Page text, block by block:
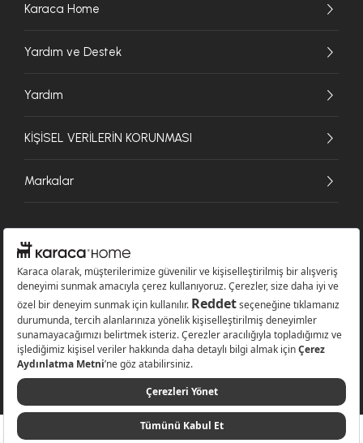
Karaca Home
Yardım ve Destek
Yardım
KİŞİSEL VERİLERİN KORUNMASI
Markalar
© 2026 Karaca Home Collection Tekstil Sanayi ve Ticaret A.Ş. - Tüm hakları
saklıdır.